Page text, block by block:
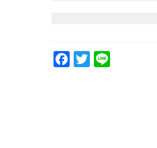
Facebook
Twitter